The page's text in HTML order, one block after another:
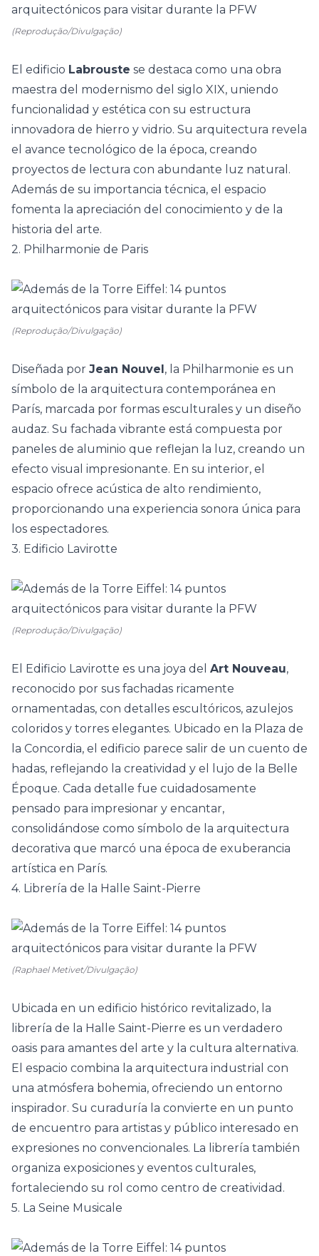
(Reprodução/Divulgação)
El edificio Labrouste se destaca como una obra
maestra del modernismo del siglo XIX, uniendo
funcionalidad y estética con su estructura
innovadora de hierro y vidrio. Su arquitectura revela
el avance tecnológico de la época, creando
proyectos de lectura con abundante luz natural.
Además de su importancia técnica, el espacio
fomenta la apreciación del conocimiento y de la
historia del arte.
2. Philharmonie de Paris
(Reprodução/Divulgação)
Diseñada por Jean Nouvel, la Philharmonie es un
símbolo de la arquitectura contemporánea en
París, marcada por formas esculturales y un diseño
audaz. Su fachada vibrante está compuesta por
paneles de aluminio que reflejan la luz, creando un
efecto visual impresionante. En su interior, el
espacio ofrece acústica de alto rendimiento,
proporcionando una experiencia sonora única para
los espectadores.
3. Edificio Lavirotte
(Reprodução/Divulgação)
El Edificio Lavirotte es una joya del Art Nouveau,
reconocido por sus fachadas ricamente
ornamentadas, con detalles escultóricos, azulejos
coloridos y torres elegantes. Ubicado en la Plaza de
la Concordia, el edificio parece salir de un cuento de
hadas, reflejando la creatividad y el lujo de la Belle
Époque. Cada detalle fue cuidadosamente
pensado para impresionar y encantar,
consolidándose como símbolo de la arquitectura
decorativa que marcó una época de exuberancia
artística en París.
4. Librería de la Halle Saint-Pierre
(Raphael Metivet/Divulgação)
Ubicada en un edificio histórico revitalizado, la
librería de la Halle Saint-Pierre es un verdadero
oasis para amantes del arte y la cultura alternativa.
El espacio combina la arquitectura industrial con
una atmósfera bohemia, ofreciendo un entorno
inspirador. Su curaduría la convierte en un punto
de encuentro para artistas y público interesado en
expresiones no convencionales. La librería también
organiza exposiciones y eventos culturales,
fortaleciendo su rol como centro de creatividad.
5. La Seine Musicale